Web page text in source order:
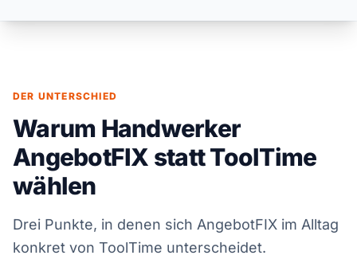
DER UNTERSCHIED
Warum Handwerker
AngebotFIX statt ToolTime
wählen
Drei Punkte, in denen sich AngebotFIX im Alltag
konkret von ToolTime unterscheidet.